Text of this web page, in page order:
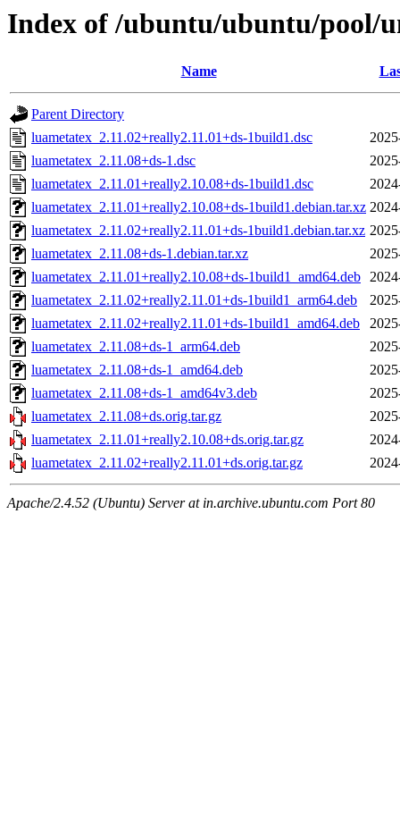
Index of /ubuntu/ubuntu/pool/
Name
Parent Directory
luametatex_2.11.02+really2.11.01+ds-1build1.dsc
luametatex_2.11.08+ds-1.dsc
luametatex_2.11.01+really2.10.08+ds-1build1.dsc
luametatex_2.11.01+really2.10.08+ds-1build1.debian.tar.xz
luametatex_2.11.02+really2.11.01+ds-1build1.debian.tar.xz
luametatex_2.11.08+ds-1.debian.tar.xz
luametatex_2.11.01+really2.10.08+ds-1build1_amd64.deb
luametatex_2.11.02+really2.11.01+ds-1build1_arm64.deb
luametatex_2.11.02+really2.11.01+ds-1build1_amd64.deb
luametatex_2.11.08+ds-1_arm64.deb
luametatex_2.11.08+ds-1_amd64.deb
luametatex_2.11.08+ds-1_amd64v3.deb
luametatex_2.11.08+ds.orig.tar.gz
luametatex_2.11.01+really2.10.08+ds.orig.tar.gz
luametatex_2.11.02+really2.11.01+ds.orig.tar.gz
Apache/2.4.52 (Ubuntu) Server at in.archive.ubuntu.com Port 80